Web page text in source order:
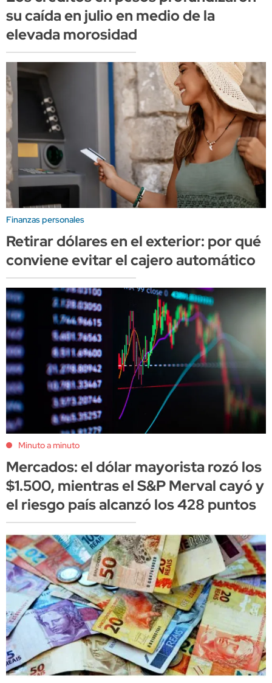
su caída en julio en medio de la
elevada morosidad
Finanzas personales
Retirar dólares en el exterior: por qué
conviene evitar el cajero automático
Minuto a minuto
Mercados: el dólar mayorista rozó los
$1.500, mientras el S&P Merval cayó y
el riesgo país alcanzó los 428 puntos